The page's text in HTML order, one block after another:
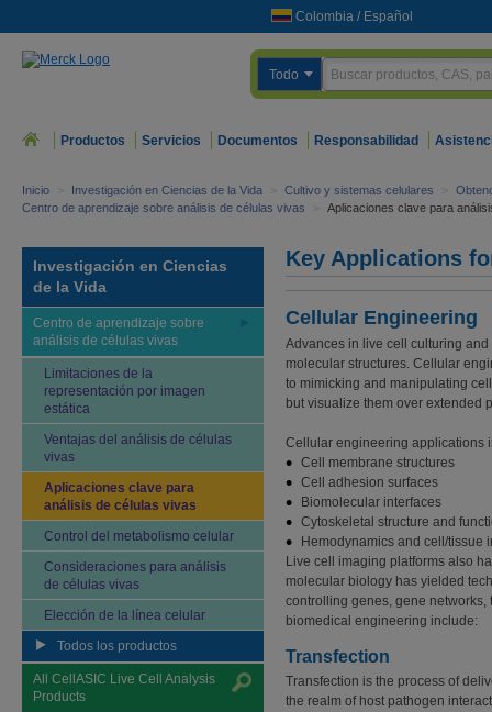
Colombia / Español
Todo
Productos Servicios Documentos Responsabilidad
Inicio > Investigación en Ciencias de la Vida > Cultivo y sistemas celulares >
Centro de aprendizaje sobre análisis de células vivas
> Aplicaciones clave para
Investigación en Ciencias
de la Vida
Centro de aprendizaje sobre
análisis de células vivas
Limitaciones de la
representación por imagen
estática
Ventajas del análisis de células
vivas
Aplicaciones clave para
análisis de células vivas
Control del metabolismo celular
Consideraciones para análisis
de células vivas
Elección de la línea celular
Todos los productos
All CellASIC Live Cell Analysis
Products
Key Applications
Cellular Engineering
Advances in live cell culturing
molecular structures. Cellular
to mimicking and manipulating
but visualize them over extended
Cellular engineering applications
Cell membrane structures
Cell adhesion surfaces
Biomolecular interfaces
Cytoskeletal structure and
Hemodynamics and cell/tissue
Live cell imaging platforms also
molecular biology has yielded
controlling genes, gene
biomedical engineering include:
Transfection
Transfection is the process of
the realm of host pathogen